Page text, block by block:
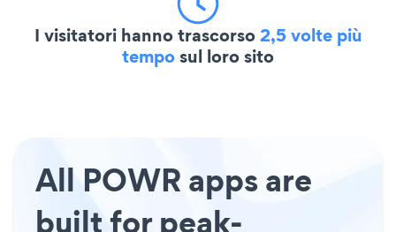
I visitatori hanno trascorso2,5 volte più
temposul loro sito
All POWR apps are
built for peak-